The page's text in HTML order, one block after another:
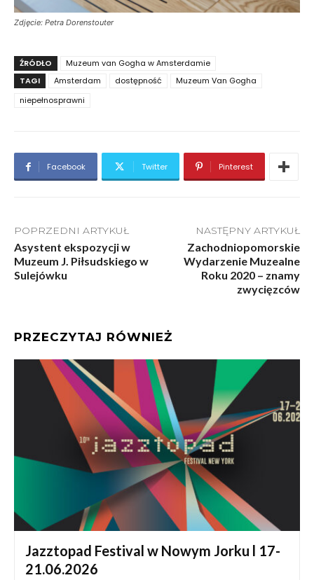
Zdjęcie: Petra Dorenstouter
ŹRÓDŁO
Muzeum van Gogha w Amsterdamie
TAGI
Amsterdam dostępność
Muzeum Van Gogha
niepełnosprawni
Facebook Twitter Pinterest
POPRZEDNI ARTYKUŁ
Asystent ekspozycji w
Muzeum J. Piłsudskiego w
Sulejówku
NASTĘPNY ARTYKUŁ
Zachodniopomorskie
Wydarzenie Muzealne
Roku 2020 – znamy
zwycięzców
PRZECZYTAJ RÓWNIEŻ
Jazztopad Festival w Nowym Jorku l 17-
21.06.2026